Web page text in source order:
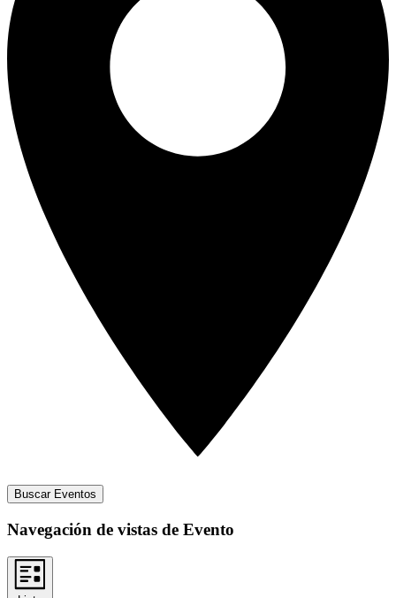
Buscar Eventos
Navegación de vistas de Evento